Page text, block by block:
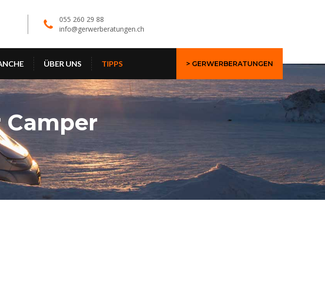
055 260 29 88
info@gerwerberatungen.ch
ÜBER UNS TIPPS > GERWERBERATUNGEN